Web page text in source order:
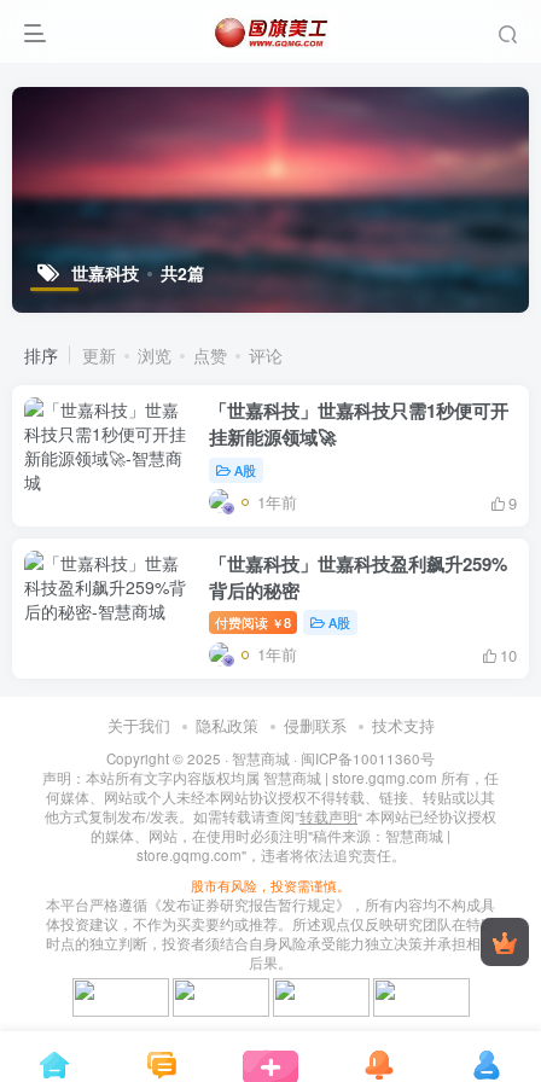
世嘉科技 共2篇
排序 更新 浏览 点赞 评论
「世嘉科技」世嘉科技只需1秒便可开
挂新能源领域🚀
A股
1年前 9
「世嘉科技」世嘉科技盈利飙升259%
背后的秘密
付费阅读 ￥8 A股
1年前 10
关于我们 隐私政策 侵删联系 技术支持
Copyright © 2025 · 智慧商城 · 闽ICP备10011360号
声明：本站所有文字内容版权均属 智慧商城 | store.gqmg.com 所有，任
何媒体、网站或个人未经本网站协议授权不得转载、链接、转贴或以其
他方式复制发布/发表。如需转载请查阅”转载声明“ 本网站已经协议授权
的媒体、网站，在使用时必须注明"稿件来源：智慧商城 |
store.gqmg.com"，违者将依法追究责任。
股市有风险，投资需谨慎。
本平台严格遵循《发布证券研究报告暂行规定》，所有内容均不构成具
体投资建议，不作为买卖要约或推荐。所述观点仅反映研究团队在特定
时点的独立判断，投资者须结合自身风险承受能力独立决策并承担相应
后果。